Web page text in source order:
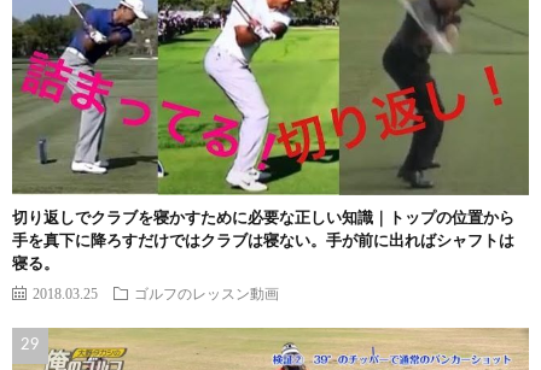
切り返しでクラブを寝かすために必要な正しい知識｜トップの位置から
手を真下に降ろすだけではクラブは寝ない。手が前に出ればシャフトは
寝る。
2018.03.25 ゴルフのレッスン動画